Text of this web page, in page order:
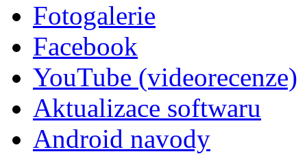
Fotogalerie
Facebook
YouTube (videorecenze)
Aktualizace softwaru
Android navody